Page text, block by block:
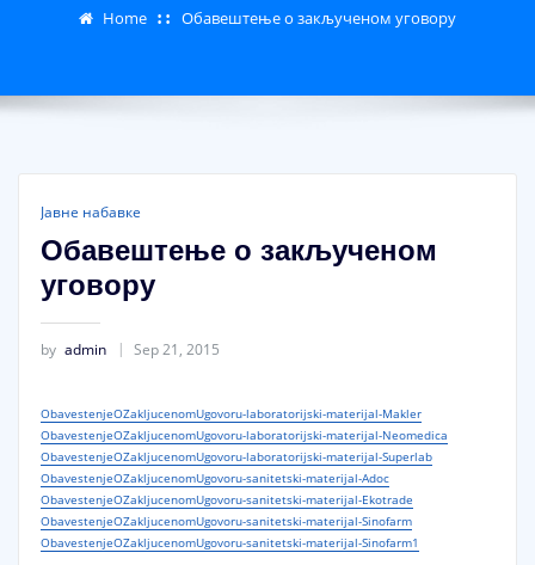
Home Обавештење о закљученом уговору
Јавне набавке
Обавештење о закљученом
уговору
by admin Sep 21, 2015
ObavestenjeOZakljucenomUgovoru-laboratorijski-materijal-Makler
ObavestenjeOZakljucenomUgovoru-laboratorijski-materijal-Neomedica
ObavestenjeOZakljucenomUgovoru-laboratorijski-materijal-Superlab
ObavestenjeOZakljucenomUgovoru-sanitetski-materijal-Adoc
ObavestenjeOZakljucenomUgovoru-sanitetski-materijal-Ekotrade
ObavestenjeOZakljucenomUgovoru-sanitetski-materijal-Sinofarm
ObavestenjeOZakljucenomUgovoru-sanitetski-materijal-Sinofarm1